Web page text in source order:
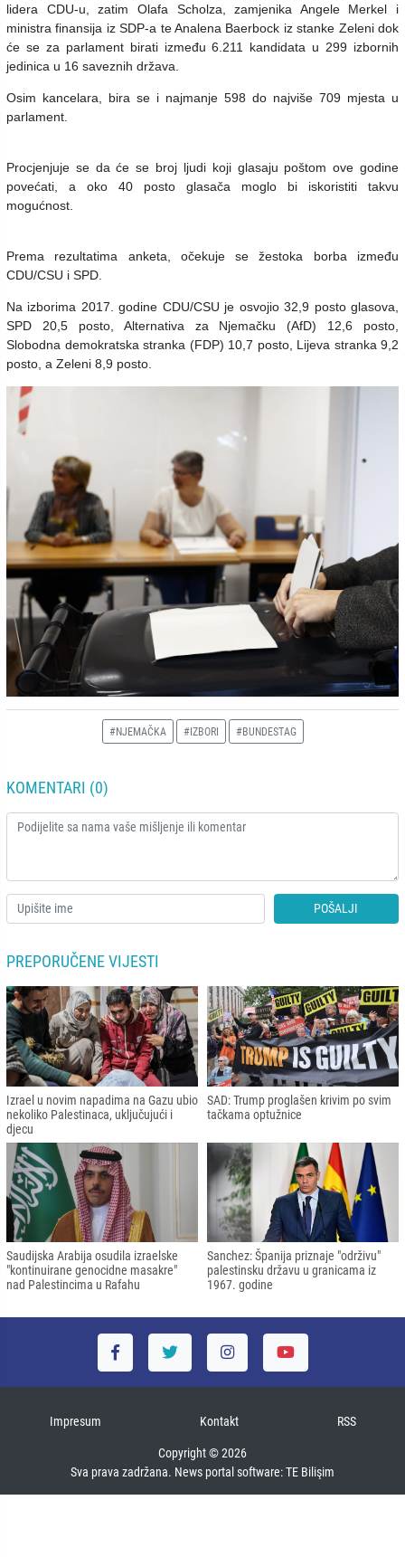
lidera CDU-u, zatim Olafa Scholza, zamjenika Angele Merkel i
ministra finansija iz SDP-a te Analena Baerbock iz stanke Zeleni dok
će se za parlament birati između 6.211 kandidata u 299 izbornih
jedinica u 16 saveznih država.
Osim kancelara, bira se i najmanje 598 do najviše 709 mjesta u
parlament.
Procjenjuje se da će se broj ljudi koji glasaju poštom ove godine
povećati, a oko 40 posto glasača moglo bi iskoristiti takvu
mogućnost.
Prema rezultatima anketa, očekuje se žestoka borba između
CDU/CSU i SPD.
Na izborima 2017. godine CDU/CSU je osvojio 32,9 posto glasova,
SPD 20,5 posto, Alternativa za Njemačku (AfD) 12,6 posto,
Slobodna demokratska stranka (FDP) 10,7 posto, Lijeva stranka 9,2
posto, a Zeleni 8,9 posto.
#NJEMAČKA #IZBORI #BUNDESTAG
KOMENTARI (0)
POŠALJI
PREPORUČENE VIJESTI
Izrael u novim napadima na Gazu ubio
nekoliko Palestinaca, uključujući i
djecu
SAD: Trump proglašen krivim po svim
tačkama optužnice
Saudijska Arabija osudila izraelske
"kontinuirane genocidne masakre"
nad Palestincima u Rafahu
Sanchez: Španija priznaje "održivu"
palestinsku državu u granicama iz
1967. godine
Impresum Kontakt RSS
Copyright © 2026
Sva prava zadržana. News portal software:TE Bilişim